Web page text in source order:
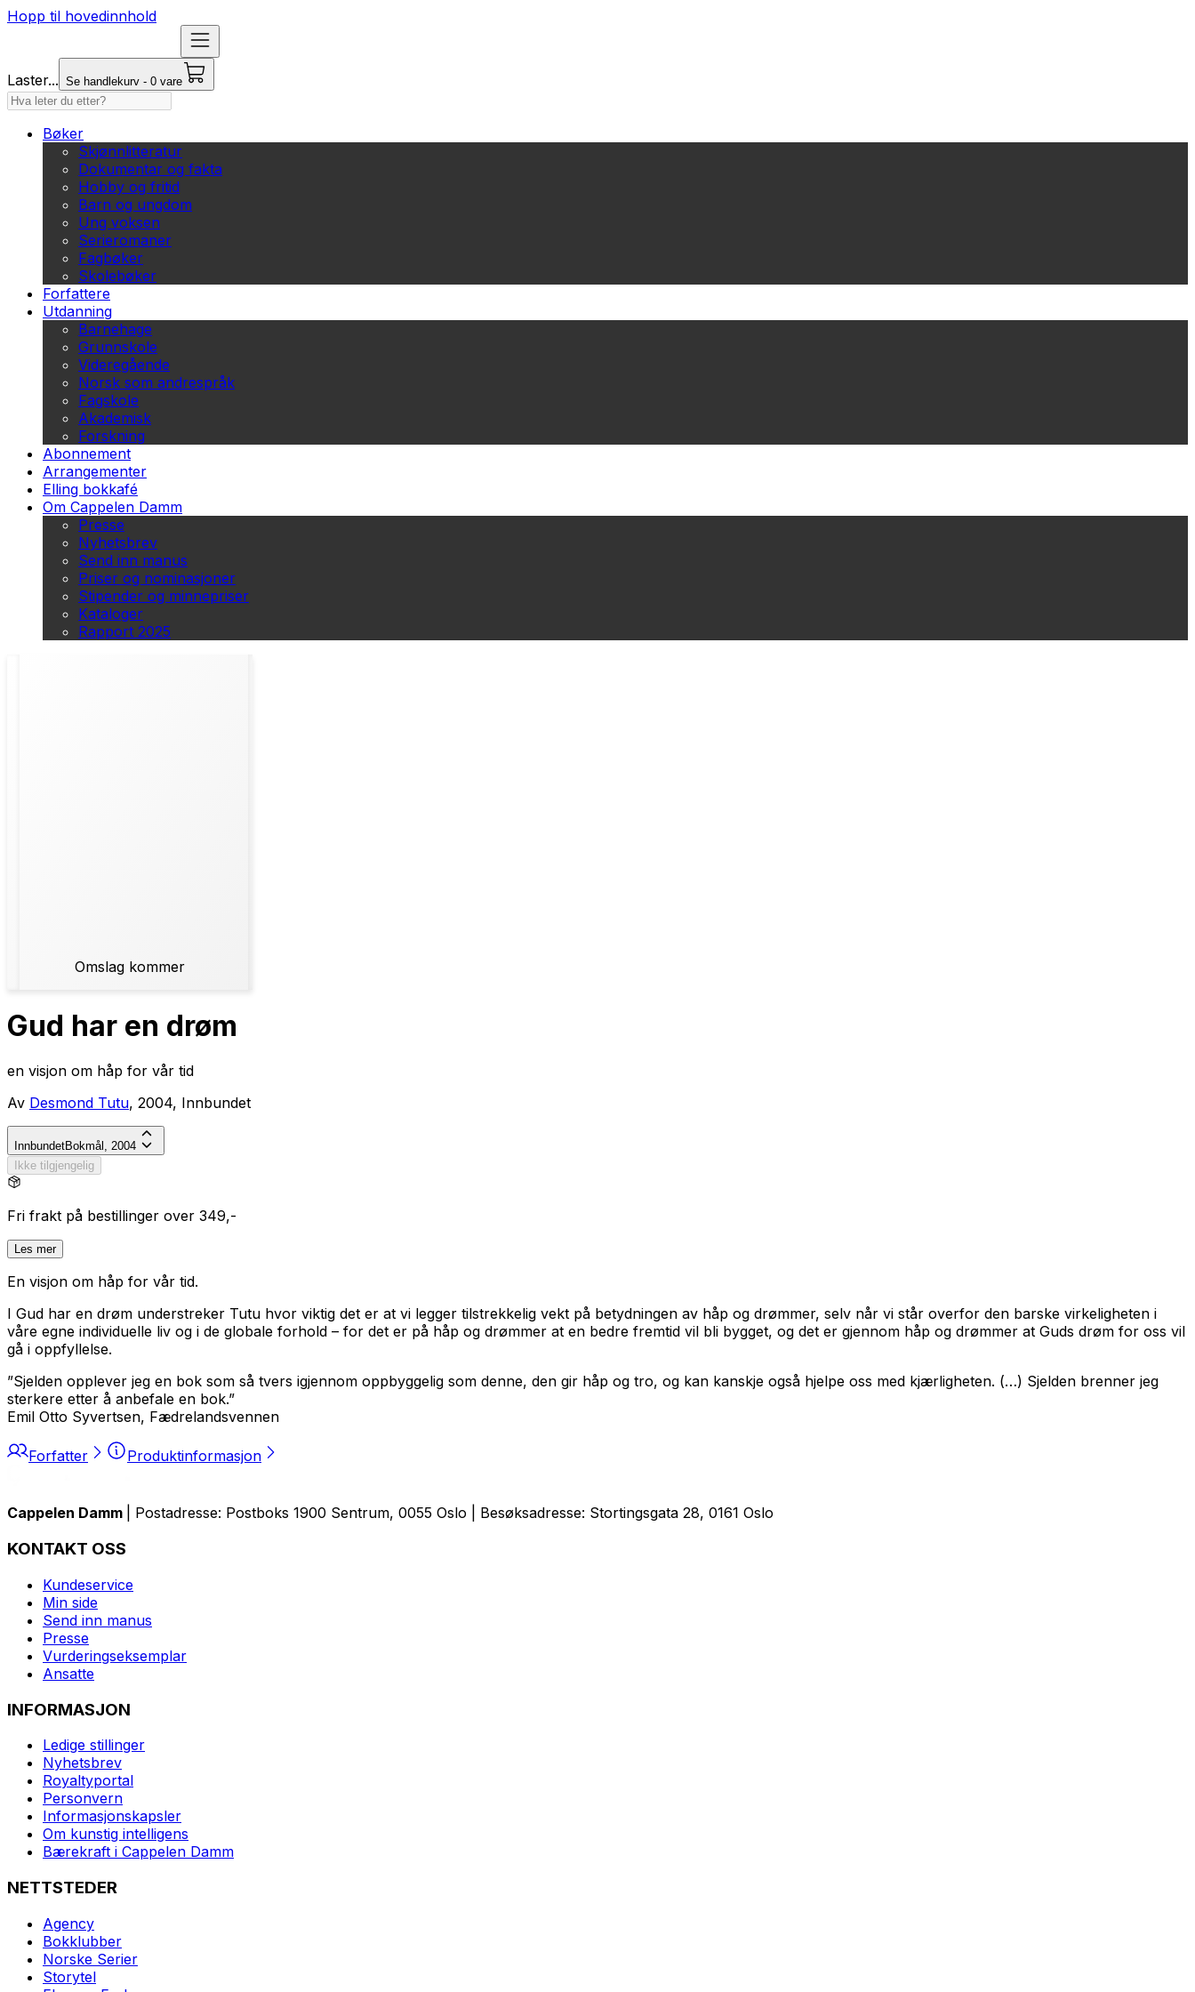
Hopp til hovedinnhold
Laster... Se handlekurv - 0 vare
Bøker
Skjønnlitteratur
Dokumentar og fakta
Hobby og fritid
Barn og ungdom
Ung voksen
Serieromaner
Fagbøker
Skolebøker
Forfattere
Utdanning
Barnehage
Grunnskole
Videregående
Norsk som andrespråk
Fagskole
Akademisk
Forskning
Abonnement
Arrangementer
Elling bokkafé
Om Cappelen Damm
Presse
Nyhetsbrev
Send inn manus
Priser og nominasjoner
Stipender og minnepriser
Kataloger
Rapport 2025
Omslag kommer
Gud har en drøm
en visjon om håp for vår tid
Av Desmond Tutu, 2004, Innbundet
InnbundetBokmål, 2004
Ikke tilgjengelig
Fri frakt på bestillinger over 349,-
Les mer
En visjon om håp for vår tid.
I Gud har en drøm understreker Tutu hvor viktig det er at vi legger tilstrekkelig vekt på betydningen av håp og drømmer, selv når vi står overfor den barske virkeligheten i
våre egne individuelle liv og i de globale forhold – for det er på håp og drømmer at en bedre fremtid vil bli bygget, og det er gjennom håp og drømmer at Guds drøm for oss vil
gå i oppfyllelse.
”Sjelden opplever jeg en bok som så tvers igjennom oppbyggelig som denne, den gir håp og tro, og kan kanskje også hjelpe oss med kjærligheten. (…) Sjelden brenner jeg
sterkere etter å anbefale en bok.”
Emil Otto Syvertsen, Fædrelandsvennen
Forfatter Produktinformasjon
Cappelen Damm | Postadresse: Postboks 1900 Sentrum, 0055 Oslo | Besøksadresse: Stortingsgata 28, 0161 Oslo
KONTAKT OSS
Kundeservice
Min side
Send inn manus
Presse
Vurderingseksemplar
Ansatte
INFORMASJON
Ledige stillinger
Nyhetsbrev
Royaltyportal
Personvern
Informasjonskapsler
Om kunstig intelligens
Bærekraft i Cappelen Damm
NETTSTEDER
Agency
Bokklubber
Norske Serier
Storytel